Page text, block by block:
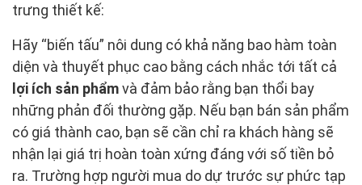
trưng thiết kế:
Hãy “biến tấu” nôi dung có khả năng bao hàm toàn
diện và thuyết phục cao bằng cách nhắc tới tất cả
lợi ích sản phẩmvà đảm bảo rằng bạn thổi bay
những phản đối thường gặp. Nếu bạn bán sản phẩm
có giá thành cao, bạn sẽ cần chỉ ra khách hàng sẽ
nhận lại giá trị hoàn toàn xứng đáng với số tiền bỏ
ra. Trường hợp người mua do dự trước sự phức tạp